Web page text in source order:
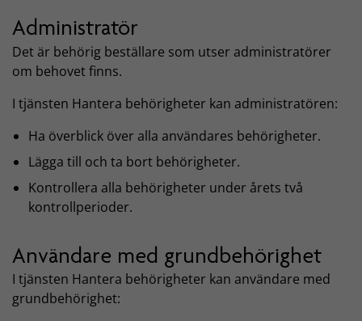
Administratör
Det är behörig beställare som utser administratörer
om behovet finns.
I tjänsten Hantera behörigheter kan administratören:
Ha överblick över alla användares behörigheter.
Lägga till och ta bort behörigheter.
Kontrollera alla behörigheter under årets två
kontrollperioder.
Användare med grundbehörighet
I tjänsten Hantera behörigheter kan användare med
grundbehörighet: